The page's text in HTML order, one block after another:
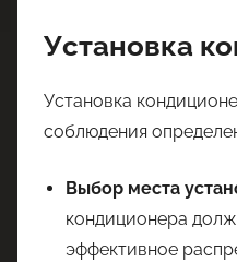
Установка
Установка
соблюдения
Выбор места
кондиционера
эффективное